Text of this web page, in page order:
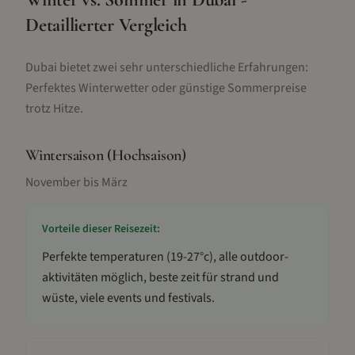
Detaillierter Vergleich
Dubai bietet zwei sehr unterschiedliche Erfahrungen:
Perfektes Winterwetter oder günstige Sommerpreise
trotz Hitze.
Wintersaison (Hochsaison)
November bis März
Vorteile dieser Reisezeit:
Perfekte temperaturen (19-27°c), alle outdoor-
aktivitäten möglich, beste zeit für strand und
wüste, viele events und festivals.